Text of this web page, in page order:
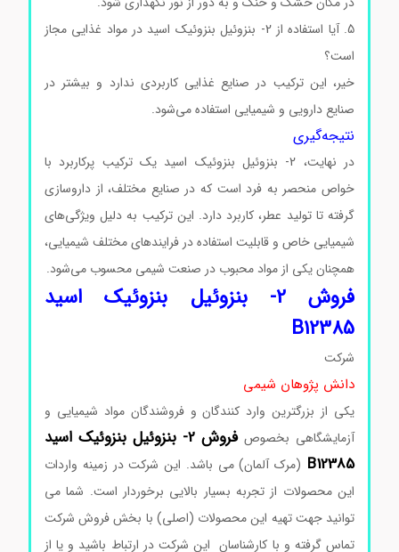
5. آیا استفاده از 2- بنزوئیل بنزوئیک اسید در مواد غذایی مجاز
است؟
خیر، این ترکیب در صنایع غذایی کاربردی ندارد و بیشتر در
صنایع دارویی و شیمیایی استفاده می‌شود.
نتیجه‌گیری
در نهایت، 2- بنزوئیل بنزوئیک اسید یک ترکیب پرکاربرد با
خواص منحصر به فرد است که در صنایع مختلف، از داروسازی
گرفته تا تولید عطر، کاربرد دارد. این ترکیب به دلیل ویژگی‌های
شیمیایی خاص و قابلیت استفاده در فرایندهای مختلف شیمیایی،
همچنان یکی از مواد محبوب در صنعت شیمی محسوب می‌شود.
فروش 2- بنزوئیل بنزوئیک اسید
B12385
شرکت
دانش پژوهان شیمی
یکی از بزرگترین وارد کنندگان و فروشندگان مواد شیمیایی و
آزمایشگاهی بخصوصفروش 2- بنزوئیل بنزوئیک اسید
B12385 (مرک آلمان) می باشد. این شرکت در زمینه واردات
این محصولات از تجربه بسیار بالایی برخوردار است. شما می
توانید جهت تهیه این محصولات (اصلی) با بخش فروش شرکت
تماس گرفته و با کارشناسان این شرکت در ارتباط باشید و یا از